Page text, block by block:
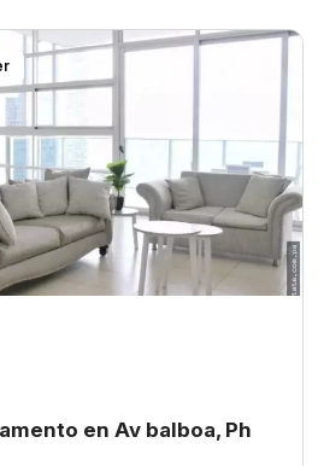
en Av balboa, Ph